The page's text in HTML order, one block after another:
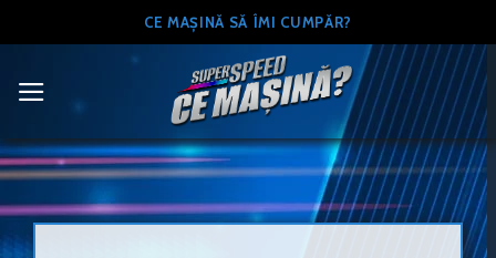
to
CE MAȘINĂ SĂ ÎMI CUMPĂR?